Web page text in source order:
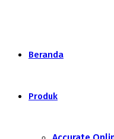
Beranda
Produk